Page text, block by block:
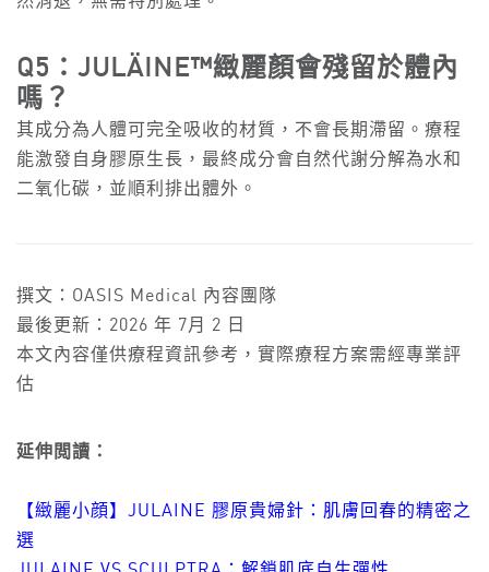
Q5： JULÄINE™緻麗顏會殘留於體內
嗎？
其成分為人體可完全吸收的材質，不會長期滯留。療程
能激發自身膠原生長，最終成分會自然代謝分解為水和
二氧化碳，並順利排出體外。
撰文：OASIS Medical 內容團隊
最後更新：2026 年 7月 2 日
本文內容僅供療程資訊參考，實際療程方案需經專業評
估
延伸閲讀：
【緻麗小顔】JULAINE 膠原貴婦針：肌膚回春的精密之
選